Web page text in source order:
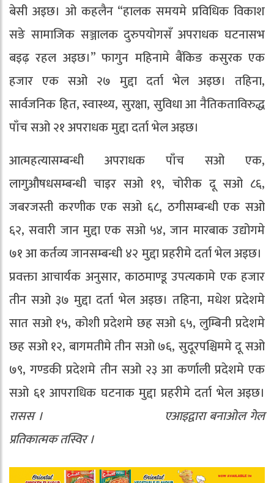
बेसी अइछ। ओ कहलैन “हालक समयमे प्रविधिक विकाश
सङे सामाजिक सञ्जालक दुरुपयोगसँ अपराधक घटनासभ
बइढ़ रहल अइछ।” फागुन महिनामे बैंकिङ कसुरक एक
हजार एक सओ २७ मुद्दा दर्ता भेल अइछ। तहिना,
सार्वजनिक हित, स्वास्थ्य, सुरक्षा, सुविधा आ नैतिकताविरुद्ध
पाँच सओ २१ अपराधक मुद्दा दर्ता भेल अइछ।
आत्महत्यासम्बन्धी अपराधक पाँच सओ एक,
लागुऔषधसम्बन्धी चाइर सओ १९, चोरीक दू सओ ८६,
जबरजस्ती करणीक एक सओ ६८, ठगीसम्बन्धी एक सओ
६२, सवारी जान मुद्दा एक सओ ५४, जान मारबाक उद्योगमे
७१ आ कर्तव्य जानसम्बन्धी ४२ मुद्दा प्रहरीमे दर्ता भेल अइछ।
प्रवक्ता आचार्यक अनुसार, काठमाण्डू उपत्यकामे एक हजार
तीन सओ ३७ मुद्दा दर्ता भेल अइछ। तहिना, मधेश प्रदेशमे
सात सओ १५, कोशी प्रदेशमे छह सओ ६५, लुम्बिनी प्रदेशमे
छह सओ १२, बागमतीमे तीन सओ ७६, सुदूरपश्चिममे दू सओ
७९, गण्डकी प्रदेशमे तीन सओ २३ आ कर्णाली प्रदेशमे एक
सओ ६१ आपराधिक घटनाक मुद्दा प्रहरीमे दर्ता भेल अइछ।
रासस । एआइद्वारा बनाओल गेल
प्रतिकात्मक तस्विर ।